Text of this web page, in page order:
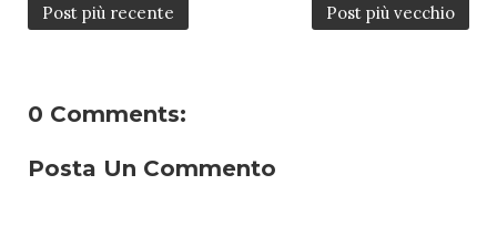
Post più recente Post più vecchio
0 Comments:
Posta Un Commento